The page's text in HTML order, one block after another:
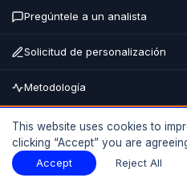
Descripción del informe
Pregúntele a un analista
Solicitud de personalización
Metodología
Comprar ahora
HASTA EL 15%
This website uses cookies to
clicking “Accept” you are
Accept Reject All